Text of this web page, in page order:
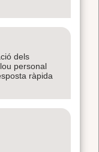
dels
personal
ràpida